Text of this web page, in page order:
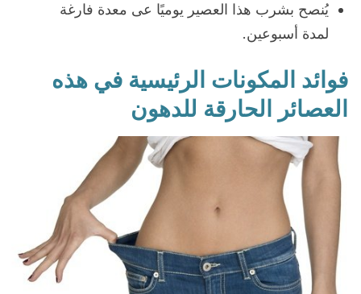
يُنصح بشرب هذا العصير يوميًا عى معدة فارغة
لمدة أسبوعين.
فوائد المكونات الرئيسية في هذه
العصائر الحارقة للدهون